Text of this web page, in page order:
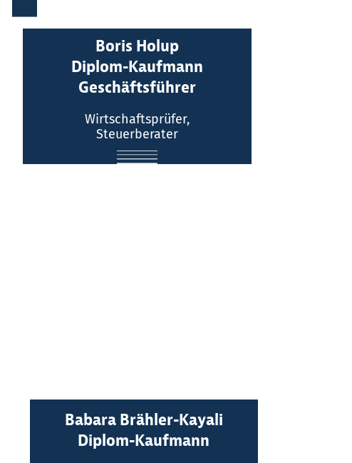
Boris Holup
Diplom-Kaufmann
Geschäftsführer
Wirtschaftsprüfer,
Steuerberater
Kontakt:
Telefon: (0211) 516064 - 0
E-Mail
Babara Brähler-Kayali
Diplom-Kaufmann
Kontakt: